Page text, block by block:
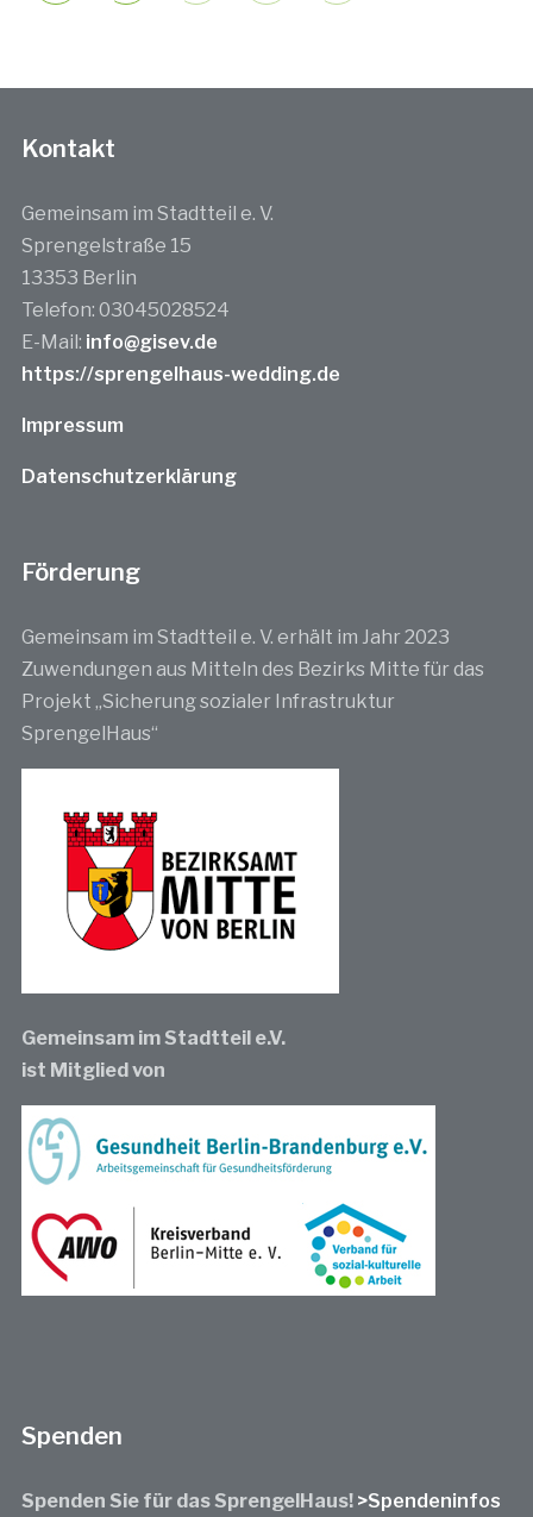
Kontakt
Gemeinsam im Stadtteil e. V.
Sprengelstraße 15
13353 Berlin
Telefon: 03045028524
E-Mail: info@gisev.de
https://sprengelhaus-wedding.de
Impressum
Datenschutzerklärung
Förderung
Gemeinsam im Stadtteil e. V. erhält im Jahr 2023
Zuwendungen aus Mitteln des Bezirks Mitte für das
Projekt „Sicherung sozialer Infrastruktur
SprengelHaus“
Gemeinsam im Stadtteil e.V.
ist Mitglied von
Spenden
Spenden Sie für das SprengelHaus! >Spendeninfos